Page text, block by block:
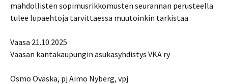
mahdollisten sopimusrikkomusten seurannan perusteella
tulee lupaehtoja tarvittaessa muutoinkin tarkistaa.
Vaasa 21.10.2025
Vaasan kantakaupungin asukasyhdistys VKA ry
Osmo Ovaska, pj Aimo Nyberg, vpj